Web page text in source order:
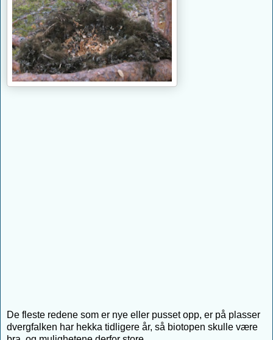
De fleste redene som er nye eller pusset opp, er på plasser
dvergfalken har hekka tidligere år, så biotopen skulle være